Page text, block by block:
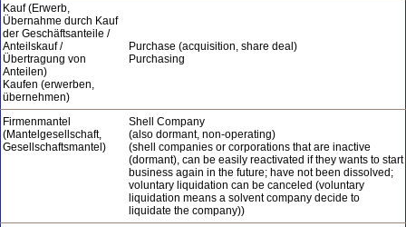
Kauf (Erwerb,
Übernahme durch Kauf
der Geschäftsanteile /
Anteilskauf /
Übertragung von
Anteilen)
Kaufen (erwerben,
übernehmen)
Purchase (acquisition, share deal)
Purchasing
Firmenmantel
(Mantelgesellschaft,
Gesellschaftsmantel)
Shell Company
(also dormant, non-operating)
(shell companies or corporations that are inactive
(dormant), can be easily reactivated if they wants to start
business again in the future; have not been dissolved;
voluntary liquidation can be canceled (voluntary
liquidation means a solvent company decide to
liquidate the company))